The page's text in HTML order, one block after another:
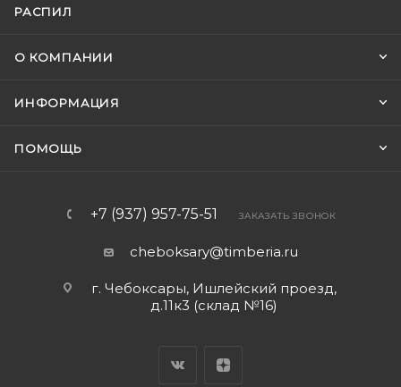
РАСПИЛ
О КОМПАНИИ
ИНФОРМАЦИЯ
ПОМОЩЬ
+7 (937) 957-75-51 ЗАКАЗАТЬ ЗВОНОК
cheboksary@timberia.ru
г. Чебоксары, Ишлейский проезд,
д.11к3 (склад №16)